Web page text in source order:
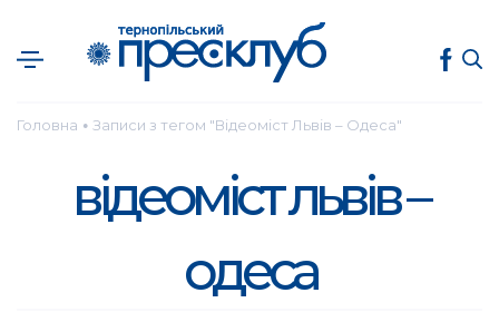
Головна ● Записи з тегом "Відеоміст Львів – Одеса"
відеоміст львів –
одеса